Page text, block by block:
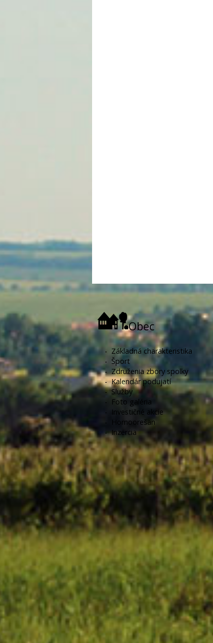
Obec
- Základná charakteristika
- Šport
- Združenia zbory spolky
-Kalendár podujatí
-Služby
- Foto galéria
- Investičné akcie
-
Hornoorešan
-Inzercia